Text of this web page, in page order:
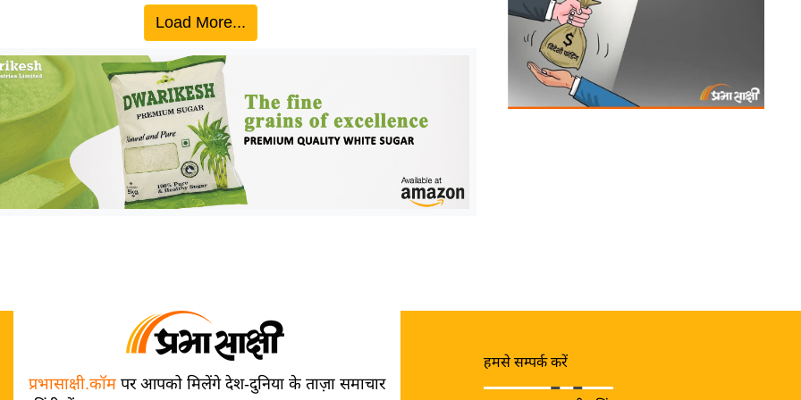
Load More...
प्रभासाक्षी.कॉमपर आपको मिलेंगे देश-दुनिया के ताज़ा समाचार
हमसे सम्पर्क करें